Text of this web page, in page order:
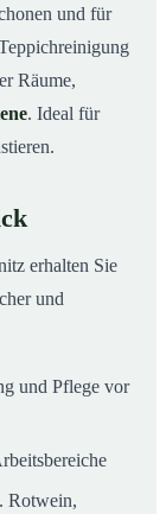
und für
Räume,
. Ideal für
erhalten Sie
und
und Pflege vor
Rotwein,